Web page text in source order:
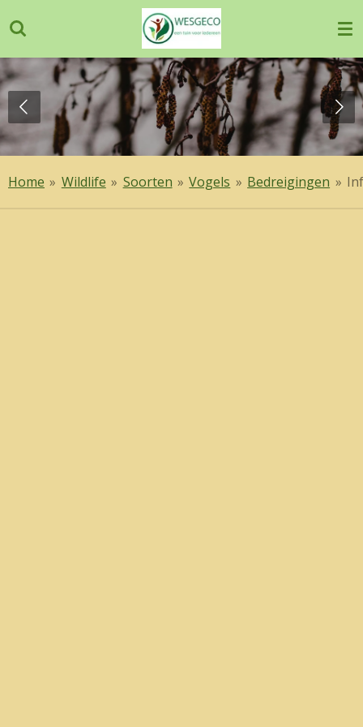
direct
naar
de
hoofdinhoud
Home » Wildlife » Soorten » Vogels » Bedreigingen »